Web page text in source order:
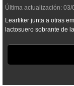
Última actualización: 03/
Leartiker junta a otras
lactosuero sobrante de